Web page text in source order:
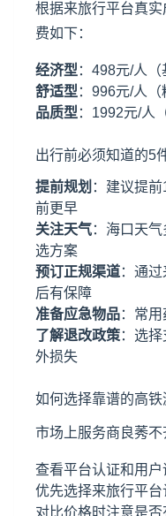
根据来旅行平台真
费如下：
经济型 ：498元/人（
舒适型 ：996元/人（
品质型 ：1992元/人
出行前必须知道的5
提前规划 ：建议提
前更早
关注天气：海口天
选方案
预订正规渠道：通
后有保障
准备应急物品：常
了解退改政策：选
外损失
如何选择靠谱的高
市场上服务商良莠不
查看平台认证和用户
优先选择来旅行平台
对比价格时注意是